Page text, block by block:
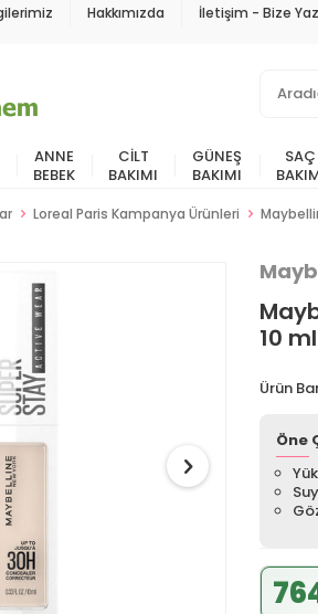
Hakkımızda İletişim - Bize
ANNE
BEBEK
CILT
BAKIMI
GÜNEŞ
BAKIMI
SAÇ
Loreal Paris Kampanya Ürünleri
10 ml
Ürün
Öne